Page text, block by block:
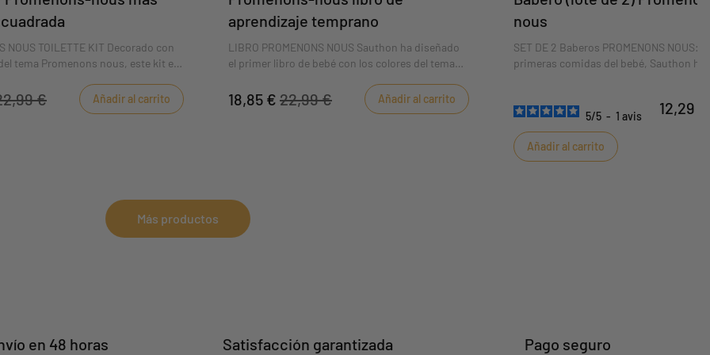
NOUS TOILETTE KIT Decorado con
tema Promenons nous, este kit es
bebé cuando estés fuera de casa.
€ Añadir al carrito
aprendizaje temprano
LIBRO PROMENONS NOUS Sauthon ha diseñado
el primer libro de bebé con los colores del tema
18,85 € 22,99 € Añadir al carrito
nous
SET DE 2 Baberos PROMENONS NOUS:
primeras comidas del bebé, Sauthon ha
5/5 - 1 avis 12,29 €
Añadir al carrito
Más productos
en 48 horas Satisfacción garantizada Pago seguro